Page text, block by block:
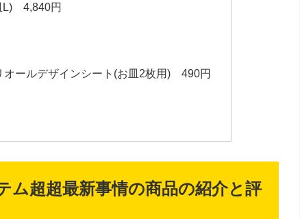
L) 4,840円
ールデザインシート(お皿2枚用) 490円
ム超超最新事情の商品の紹介と評